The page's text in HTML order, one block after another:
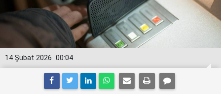
00:04
14 Şubat 2026